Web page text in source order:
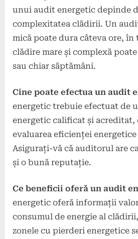
unui audit energetic depinde
complexitatea clădirii. Un
mică poate dura câteva ore,
clădire mare și complexă
sau chiar săptămâni.
Cine poate efectua un audit
energetic trebuie efectuat de
energetic calificat și acreditat,
evaluarea eficienței
Asigurați-vă că auditorul are
și o bună reputație.
Ce beneficii oferă un audit
energetic oferă informații
consumul de energie al
zonele cu pierderi energetice